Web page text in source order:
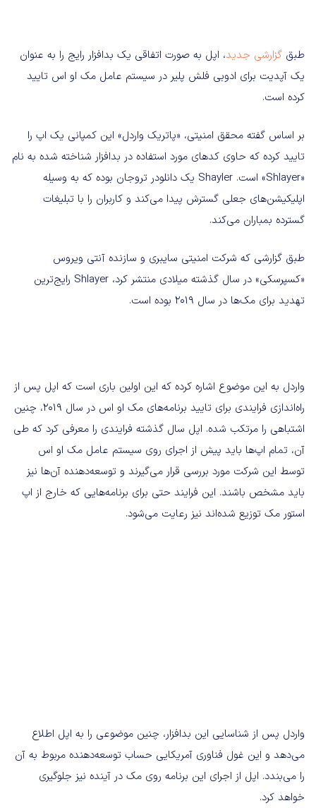
طبق گزارشی جدید، اپل به صورت اتفاقی یک بدافزار رایج را به عنوان
یک آپدیت برای ادوبی فلش پلیر در سیستم عامل مک او اس تایید
کرده است.
بر اساس گفته محقق امنیتی، «پاتریک واردل» این کمپانی یک اپ را
تایید کرده که حاوی کدهای مورد استفاده در بدافزار شناخته شده به نام
«Shlayer» است. Shayler یک دانلودر تروجان بوده که به وسیله
اپلیکیشن‌های جعلی گسترش پیدا می‌کند و کاربران را با تبلیغات
گسترده بمباران می‌کند.
طبق گزارشی که شرکت امنیتی سایبری و سازنده آنتی ویروس
«کسپرسکی» در سال گذشته میلادی منتشر کرد، Shlayer رایج‌ترین
تهدید برای مک‌ها در سال ۲۰۱۹ بوده است.
واردل به این موضوع اشاره کرده که این اولین باری است که اپل پس از
راه‌اندازی فرایندی برای تایید برنامه‌های مک او اس در سال ۲۰۱۹، چنین
اشتباهی را مرتکب شده. اپل سال گذشته فرایندی را معرفی کرد که طی
آن، تمام اپ‌ها باید پیش از اجرای روی سیستم عامل مک او اس
توسط این شرکت مورد بررسی قرار می‌گیرند و توسعه‌دهنده آن‌ها نیز
باید مشخص باشند. این فرایند حتی برای برنامه‌هایی که خارج از اپ
استور مک توزیع شده‌اند نیز رعایت می‌شود.
واردل پس از شناسایی این بدافزار، چنین موضوعی را به اپل اطلاع
می‌دهد و این غول فناوری آمریکایی حساب توسعه‌دهنده مربوط به آن
را می‌بندد. اپل از اجرای این برنامه روی مک در آینده نیز جلوگیری
خواهد کرد.